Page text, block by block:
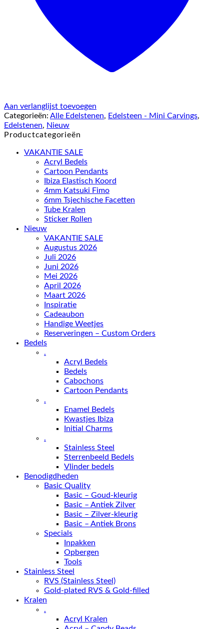
Aan verlanglijst toevoegen
Categorieën: Alle Edelstenen, Edelsteen - Mini Carvings,
Edelstenen, Nieuw
Productcategorieën
VAKANTIE SALE
Acryl Bedels
Cartoon Pendants
Ibiza Elastisch Koord
4mm Katsuki Fimo
6mm Tsjechische Facetten
Tube Kralen
Sticker Rollen
Nieuw
VAKANTIE SALE
Augustus 2026
Juli 2026
Juni 2026
Mei 2026
April 2026
Maart 2026
Inspiratie
Cadeaubon
Handige Weetjes
Reserveringen – Custom Orders
Bedels
.
Acryl Bedels
Bedels
Cabochons
Cartoon Pendants
.
Enamel Bedels
Kwastjes Ibiza
Initial Charms
.
Stainless Steel
Sterrenbeeld Bedels
Vlinder bedels
Benodigdheden
Basic Quality
Basic – Goud-kleurig
Basic – Antiek Zilver
Basic – Zilver-kleurig
Basic – Antiek Brons
Specials
Inpakken
Opbergen
Tools
Stainless Steel
RVS (Stainless Steel)
Gold-plated RVS & Gold-filled
Kralen
.
Acryl Kralen